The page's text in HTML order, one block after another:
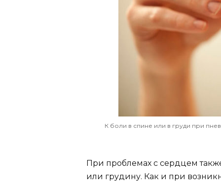
К боли в спине или в груди при
При проблемах с сердцем
или грудину. Как и при